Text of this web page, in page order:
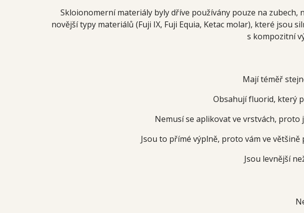
Skloionomerní materiály byly dříve používány pouze na
novější typy materiálů (Fuji IX, Fuji Equia, Ketac molar), které jsou
s kompozitní
Mají téměř
Obsahují fluorid, který
Nemusí se aplikovat ve vrstvách,
Jsou to přímé výplně, proto vám ve
Jsou levnější